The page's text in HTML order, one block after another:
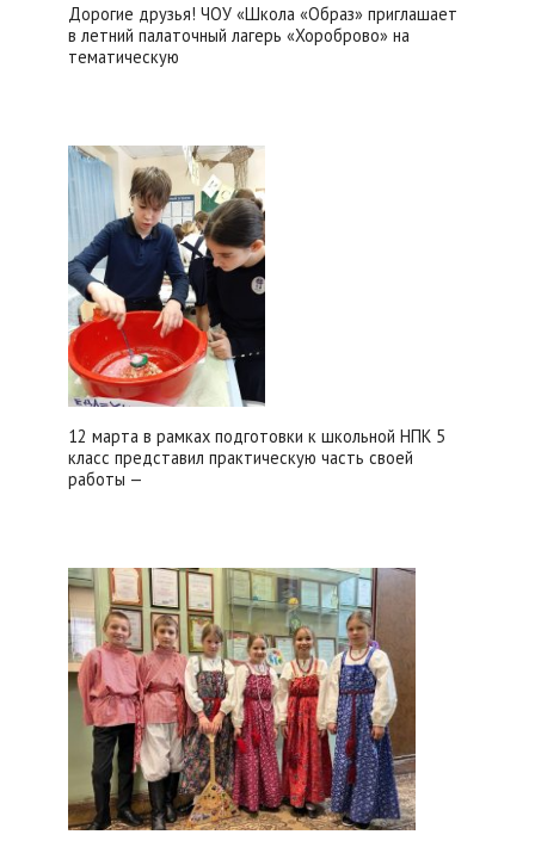
Дорогие друзья! ЧОУ «Школа «Образ» приглашает
в летний палаточный лагерь «Хороброво» на
тематическую
12 марта в рамках подготовки к школьной НПК 5
класс представил практическую часть своей
работы —